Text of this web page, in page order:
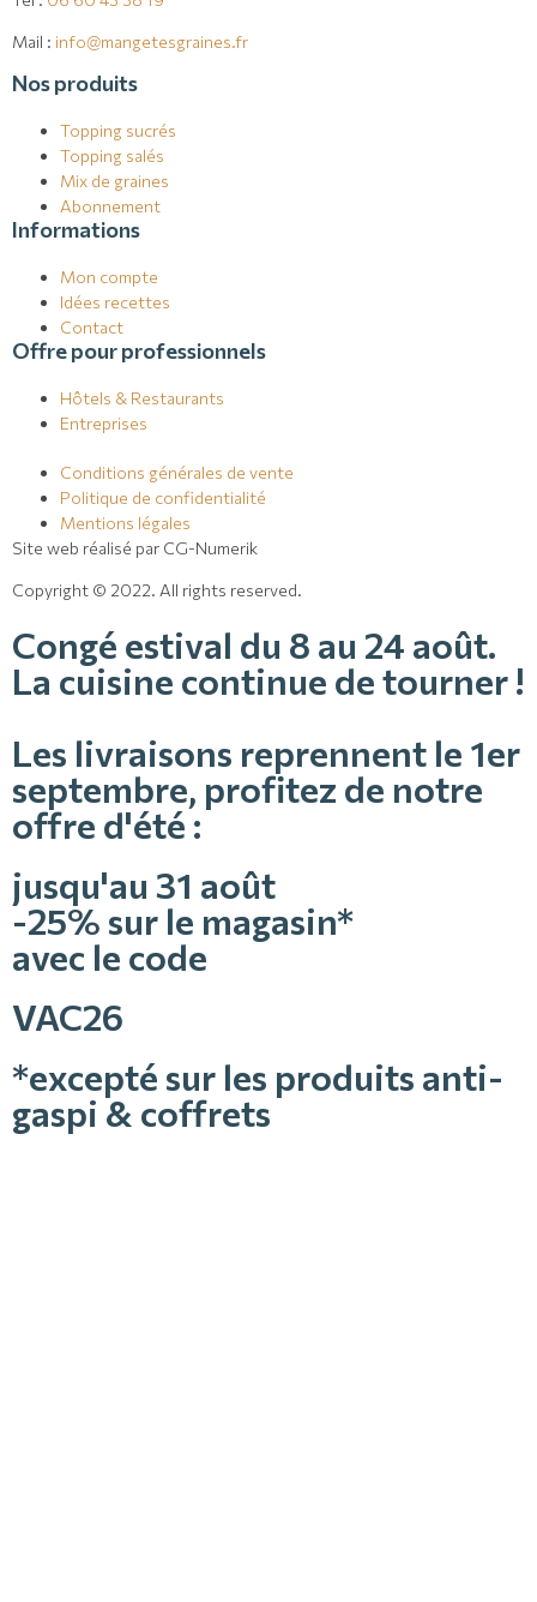
Mail : info@mangetesgraines.fr
Nos produits
Topping sucrés
Topping salés
Mix de graines
Abonnement
Informations
Mon compte
Idées recettes
Contact
Offre pour professionnels
Hôtels & Restaurants
Entreprises
Conditions générales de vente
Politique de confidentialité
Mentions légales
Site web réalisé par CG-Numerik
Copyright © 2022. All rights reserved.
Congé estival du 8 au 24 août.
La cuisine continue de tourner !
Les livraisons reprennent le 1er
septembre, profitez de notre
offre d'été :
jusqu'au 31 août
-25% sur le magasin*
avec le code
VAC26
*excepté sur les produits anti-
gaspi & coffrets